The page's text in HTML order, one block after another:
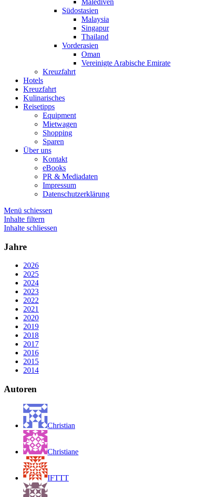
Malediven
Südostasien
Malaysia
Singapur
Thailand
Vorderasien
Oman
Vereinigte Arabische Emirate
Kreuzfahrt
Hotels
Kreuzfahrt
Kulinarisches
Reisetipps
Equipment
Mietwagen
Shopping
Sparen
Über uns
Kontakt
eBooks
PR & Mediadaten
Impressum
Datenschutzerklärung
Menü schiessen
Inhalte filtern
Inhalte schliessen
Jahre
2026
2025
2024
2023
2022
2021
2020
2019
2018
2017
2016
2015
2014
Autoren
Christian
Christiane
IFTTT